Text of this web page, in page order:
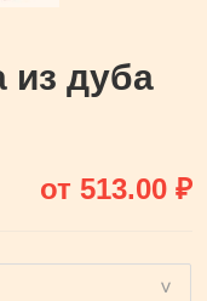
из дуба
от 513.00 ₽